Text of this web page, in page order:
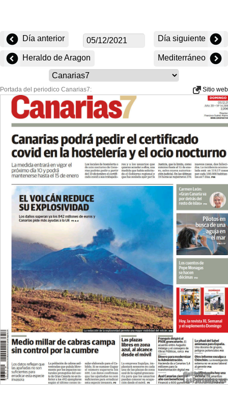
Día anterior Día siguiente
Heraldo de Aragon Mediterráneo
Portada del periodico Canarias7: Sitio web